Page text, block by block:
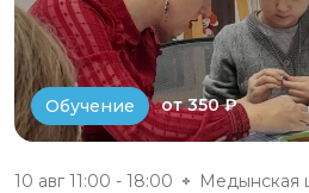
Обучение от 350 ₽
10 авг 11:00 - 18:00